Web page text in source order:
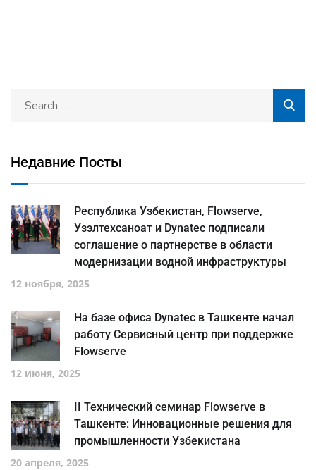
Недавние Посты
Республика Узбекистан, Flowserve,
Узэлтехсаноат и Dynatec подписали
соглашение о партнерстве в области
модернизации водной инфраструктуры
12 ноября, 2025
На базе офиса Dynatec в Ташкенте начал
работу Сервисный центр при поддержке
Flowserve
12 июня, 2025
II Технический семинар Flowserve в
Ташкенте: Инновационные решения для
промышленности Узбекистана
20 апреля, 2025